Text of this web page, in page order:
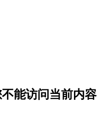
能访问当前内容